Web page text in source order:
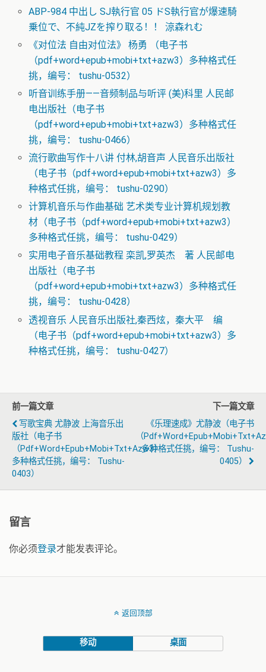
ABP-984 中出し SJ執行官 05 ドS執行官が爆速騎
乗位で、不純JZを搾り取る！！ 涼森れむ
《对位法 自由对位法》 杨勇 （电子书
（pdf+word+epub+mobi+txt+azw3）多种格式任
挑，编号： tushu-0532）
听音训练手册——音频制品与听评 (美)科里 人民邮
电出版社（电子书
（pdf+word+epub+mobi+txt+azw3）多种格式任
挑，编号： tushu-0466）
流行歌曲写作十八讲 付林,胡音声 人民音乐出版社
（电子书（pdf+word+epub+mobi+txt+azw3）多
种格式任挑，编号： tushu-0290）
计算机音乐与作曲基础 艺术类专业计算机规划教
材（电子书（pdf+word+epub+mobi+txt+azw3）
多种格式任挑，编号： tushu-0429）
实用电子音乐基础教程 栾凯,罗英杰 著 人民邮电
出版社（电子书
（pdf+word+epub+mobi+txt+azw3）多种格式任
挑，编号： tushu-0428）
透视音乐 人民音乐出版社,秦西炫，秦大平 编
（电子书（pdf+word+epub+mobi+txt+azw3）多
种格式任挑，编号： tushu-0427）
前一篇文章
写歌宝典 尤静波 上海音乐出
版社（电子书
（pdf+word+epub+mobi+txt+azw3）
多种格式任挑，编号： Tushu-
0403）
下一篇文章
《乐理速成》尤静波（电子书
（
多种格式任挑，编号： Tushu-
0405）
留言
你必须登录才能发表评论。
返回顶部
移动 桌面